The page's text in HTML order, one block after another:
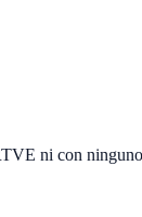
ni con ninguno